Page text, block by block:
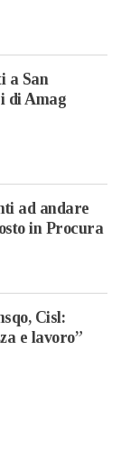
a San
di Amag
ad andare
in Procura
Cisl:
e lavoro”